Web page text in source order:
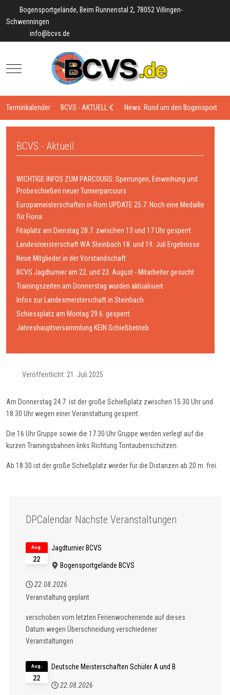
Bogensportgelände, Beim Runnenstal 2, 78052 Villingen-
Schwenningen
info@bcvs.de
Mobile Menu Toggle
Terminkalender BCVS - AKTUELL News: Rund um den Bogensport
BCVS - Aktuell
WICHTIGE INFOS ZUM PARCOURS: Sperrungen, Einweihung und
Probeschießen neuer Turnierparcours
Europameisterschaften in Rom UPDATE 25.7. Noch eine Medaille
für Fiona
Fitaplatz am Dienstag 28.7. zwischen 13 und 17 Uhr gesperrt
Landesmeisterschaft WA Steinbach 18. und 19. Juli Ergebnisse
Neue Mitglieder in der Vorstandschaft
BCVS Jagdturnier am 22. und 23. August - Mitarbeiter gesucht
Trainingszeiten am Donnerstag wurden aktualisiert
Infos zur Landesmeisterschaft in Steinbach
Schiessplatz am Montag 29.6. gesperrt
Jahreshauptversammlung KEIN Schießbetrieb
Veröffentlicht: 21. Juli 2025
Am Donnerstag 24.7. ist der große Schießplatz zwischen 15.30 Uhr und
18.30 Uhr wegen einer Veranstaltung gesperrt.
Die 16 Uhr Gruppe sowie die 17.30 Uhr Gruppe werden verlegt auf die
kurzen Trainingsbahnen links Richtung Tontaubenschützen.
Ab 18.30 ist der große Schießplatz wieder für die Distanzen ab 20 m frei.
DPCalendar Nächste Veranstaltungen
22
Aug. Jagdturnier BCVS
Bogensportgelände BCVS
22.08.2026
Veranstaltung geplant
verschoben vom letzten Ferienwochenende auf dieses
Datum wegen Überschneidung verschiedener
Veranstaltungen
22
Aug. Deutsche Meisterschaften Schüler A und B
22.08.2026